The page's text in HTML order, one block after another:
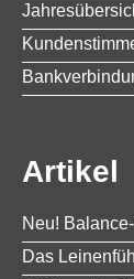
Artikel
Neu!
Das